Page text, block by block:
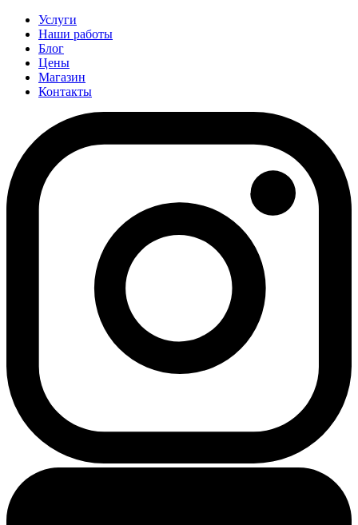
Услуги
Наши работы
Блог
Цены
Магазин
Контакты